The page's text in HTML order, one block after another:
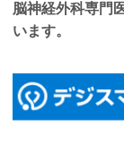
脳神経外科専門
います。